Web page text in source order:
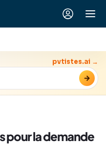
→
pvtistes.ai →
pour la demande